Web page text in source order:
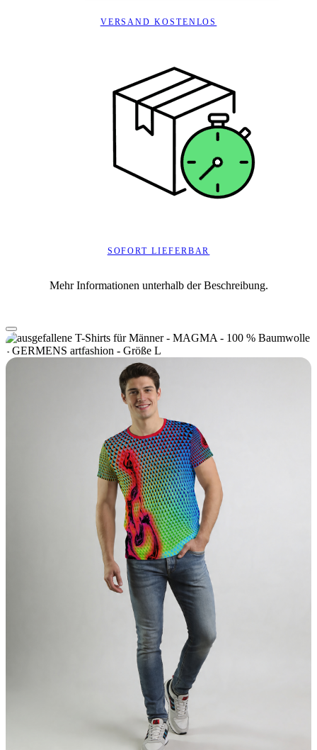
VERSAND KOSTENLOS
SOFORT LIEFERBAR
Mehr Informationen unterhalb der Beschreibung.